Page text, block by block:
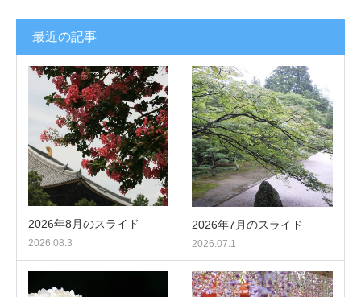
最近の記事
2026年8月のスライド
2026.08.3
2026年7月のスライド
2026.07.1